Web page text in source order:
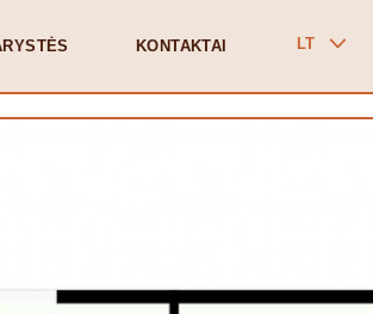
KONTAKTAI LT